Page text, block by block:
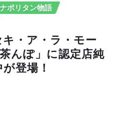
ナポリタン物語
・ア・ラ・モー
んぽ」に認定店純
登場！